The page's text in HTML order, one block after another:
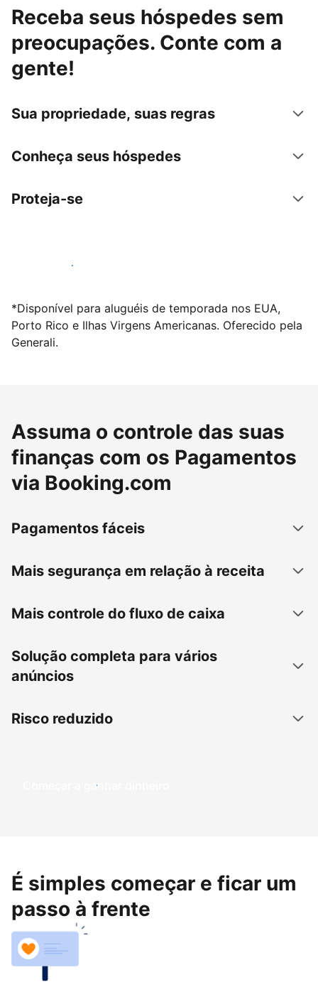
Receba seus hóspedes sem
preocupações. Conte com a
gente!
Sua propriedade, suas regras
Conheça seus hóspedes
Proteja-se
Anunciar conosco
*Disponível para aluguéis de temporada nos EUA,
Porto Rico e Ilhas Virgens Americanas. Oferecido pela
Generali.
Assuma o controle das suas
finanças com os Pagamentos
via Booking.com
Pagamentos fáceis
Mais segurança em relação à receita
Mais controle do fluxo de caixa
Solução completa para vários
anúncios
Risco reduzido
Começar a ganhar dinheiro
É simples começar e ficar um
passo à frente